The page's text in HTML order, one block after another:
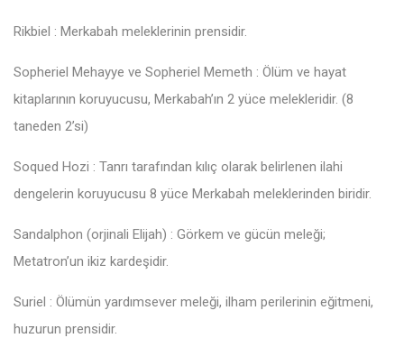
Rikbiel : Merkabah meleklerinin prensidir.
Sopheriel Mehayye ve Sopheriel Memeth : Ölüm ve hayat
kitaplarının koruyucusu, Merkabah’ın 2 yüce melekleridir. (8
taneden 2’si)
Soqued Hozi : Tanrı tarafından kılıç olarak belirlenen ilahi
dengelerin koruyucusu 8 yüce Merkabah meleklerinden biridir.
Sandalphon (orjinali Elijah) : Görkem ve gücün meleği;
Metatron’un ikiz kardeşidir.
Suriel : Ölümün yardımsever meleği, ilham perilerinin eğitmeni,
huzurun prensidir.